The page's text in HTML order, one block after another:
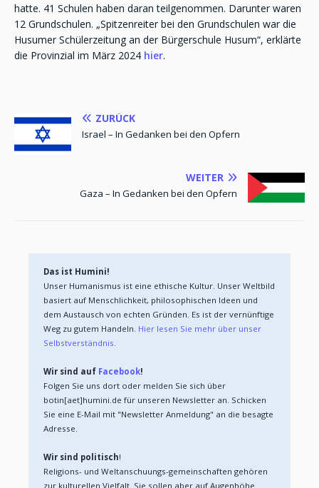
hatte. 41 Schulen haben daran teilgenommen. Darunter waren
12 Grundschulen. „Spitzenreiter bei den Grundschulen war die
Husumer Schülerzeitung an der Bürgerschule Husum“, erklärte
die Provinzial im März 2024 hier.
ZURÜCK
Israel – In Gedanken bei den Opfern
WEITER
Gaza – In Gedanken bei den Opfern
Das ist Humini!
Unser Humanismus ist eine ethische Kultur. Unser Weltbild
basiert auf Menschlichkeit, philosophischen Ideen und
dem Austausch von echten Gründen. Es ist der vernünftige
Weg zu gutem Handeln. Hier lesen Sie mehr über unser
Selbstverständnis
Wir sind auf Facebook!
Folgen Sie uns dort oder melden Sie sich über
botin[aet]humini.de für unseren Newsletter an. Schicken
Sie eine E-Mail mit "Newsletter Anmeldung" an die besagte
Adresse.
Wir sind politisch!
Religions- und Weltanschuungs-gemeinschaften gehören
zur kulturellen Vielfalt. Sie sollen aber auf Augenhöhe